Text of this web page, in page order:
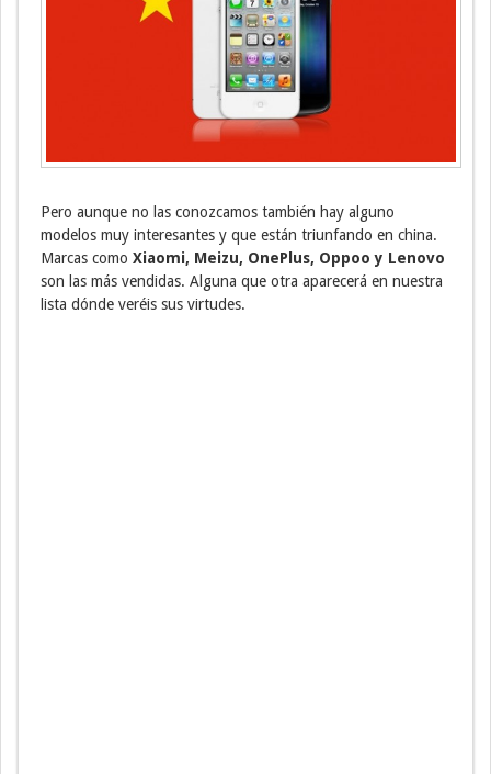
Pero aunque no las conozcamos también hay alguno
modelos muy interesantes y que están triunfando en china.
Marcas como Xiaomi, Meizu, OnePlus, Oppoo y Lenovo
son las más vendidas. Alguna que otra aparecerá en nuestra
lista dónde veréis sus virtudes.